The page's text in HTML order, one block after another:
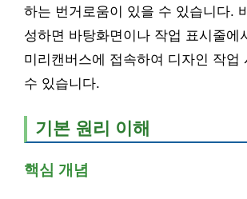
하는 번거로움이 있을 수 있습니다.
성하면 바탕화면이나 작업 표시줄에
미리캔버스에 접속하여 디자인 작업
수 있습니다.
기본 원리 이해
핵심 개념